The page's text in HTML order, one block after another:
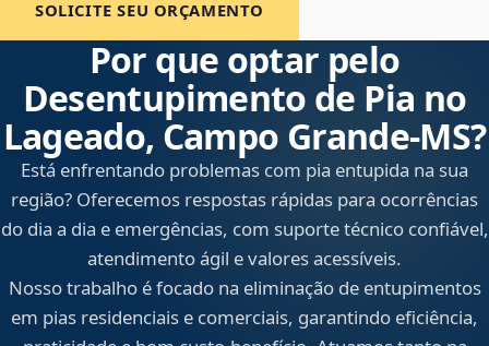
SOLICITE SEU ORÇAMENTO
Por que optar pelo
Desentupimento de Pia no
Lageado, Campo Grande‑MS?
Está enfrentando problemas com pia entupida na sua
região? Oferecemos respostas rápidas para ocorrências
do dia a dia e emergências, com suporte técnico confiável,
atendimento ágil e valores acessíveis.
Nosso trabalho é focado na eliminação de entupimentos
em pias residenciais e comerciais, garantindo eficiência,